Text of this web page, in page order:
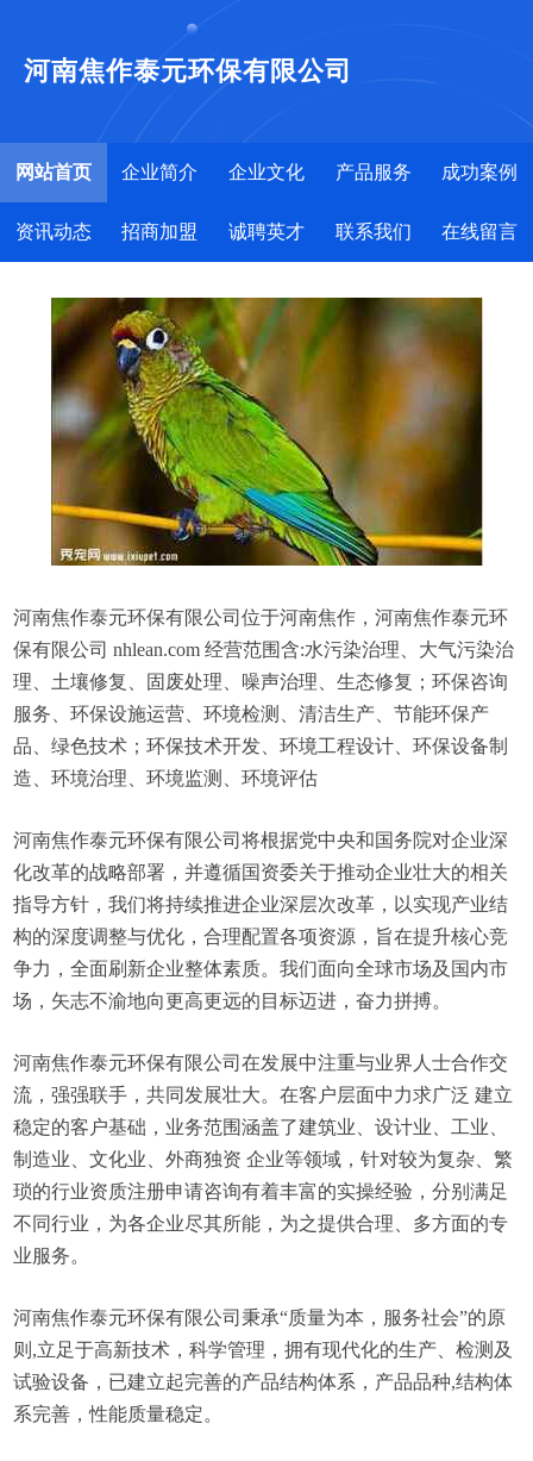
河南焦作泰元环保有限公司
网站首页 企业简介 企业文化 产品服务 成功案例
资讯动态 招商加盟 诚聘英才 联系我们 在线留言
河南焦作泰元环保有限公司位于河南焦作，河南焦作泰元环
保有限公司 nhlean.com 经营范围含:水污染治理、大气污染治
理、土壤修复、固废处理、噪声治理、生态修复；环保咨询
服务、环保设施运营、环境检测、清洁生产、节能环保产
品、绿色技术；环保技术开发、环境工程设计、环保设备制
造、环境治理、环境监测、环境评估
河南焦作泰元环保有限公司将根据党中央和国务院对企业深
化改革的战略部署，并遵循国资委关于推动企业壮大的相关
指导方针，我们将持续推进企业深层次改革，以实现产业结
构的深度调整与优化，合理配置各项资源，旨在提升核心竞
争力，全面刷新企业整体素质。我们面向全球市场及国内市
场，矢志不渝地向更高更远的目标迈进，奋力拼搏。
河南焦作泰元环保有限公司在发展中注重与业界人士合作交
流，强强联手，共同发展壮大。在客户层面中力求广泛 建立
稳定的客户基础，业务范围涵盖了建筑业、设计业、工业、
制造业、文化业、外商独资 企业等领域，针对较为复杂、繁
琐的行业资质注册申请咨询有着丰富的实操经验，分别满足
不同行业，为各企业尽其所能，为之提供合理、多方面的专
业服务。
河南焦作泰元环保有限公司秉承“质量为本，服务社会”的原
则,立足于高新技术，科学管理，拥有现代化的生产、检测及
试验设备，已建立起完善的产品结构体系，产品品种,结构体
系完善，性能质量稳定。